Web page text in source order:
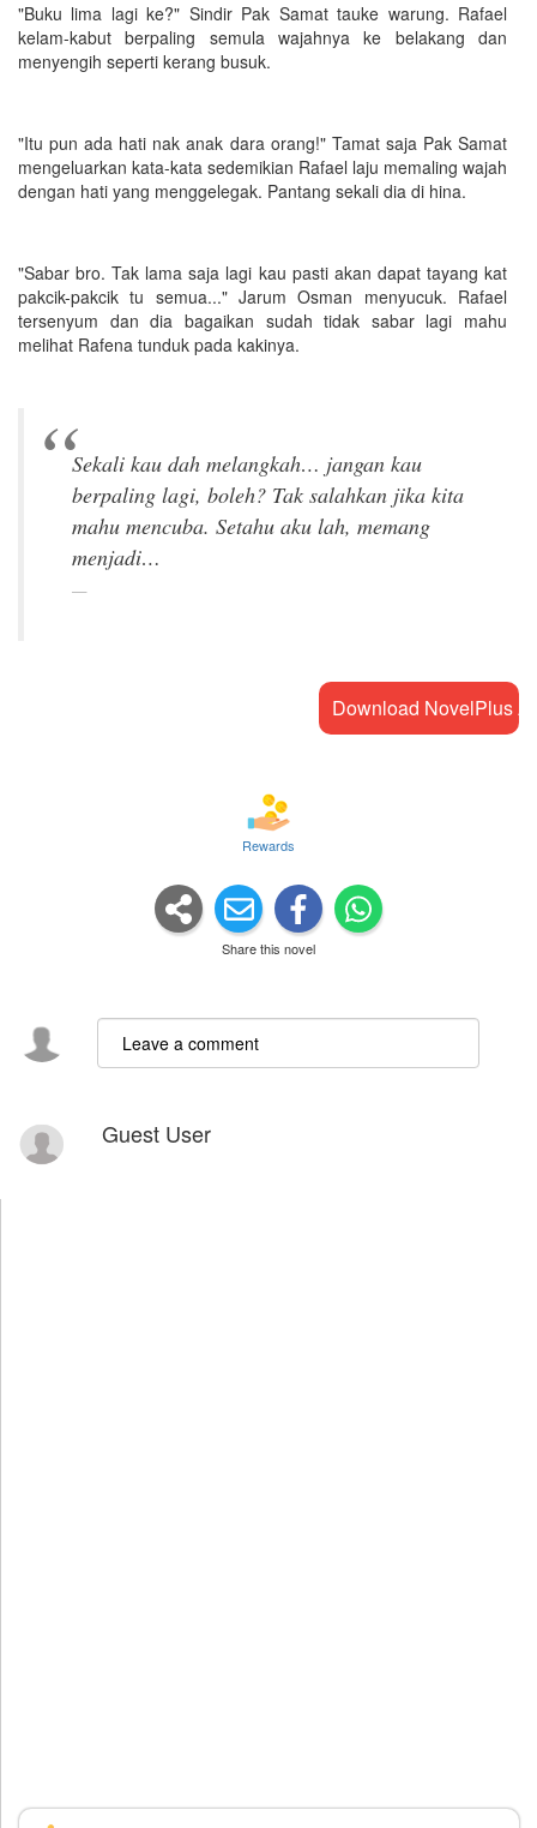
"Buku lima lagi ke?" Sindir Pak Samat tauke warung. Rafael
kelam-kabut berpaling semula wajahnya ke belakang dan
menyengih seperti kerang busuk.
"Itu pun ada hati nak anak dara orang!" Tamat saja Pak Samat
mengeluarkan kata-kata sedemikian Rafael laju memaling wajah
dengan hati yang menggelegak. Pantang sekali dia di hina.
"Sabar bro. Tak lama saja lagi kau pasti akan dapat tayang kat
pakcik-pakcik tu semua..." Jarum Osman menyucuk. Rafael
tersenyum dan dia bagaikan sudah tidak sabar lagi mahu
melihat Rafena tunduk pada kakinya.
Sekali kau dah melangkah… jangan kau
berpaling lagi, boleh? Tak salahkan jika kita
mahu mencuba. Setahu aku lah, memang
Download NovelPlus
Rewards
Share this novel
Guest User